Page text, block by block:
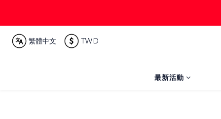
繁體中文 TWD
最新活動